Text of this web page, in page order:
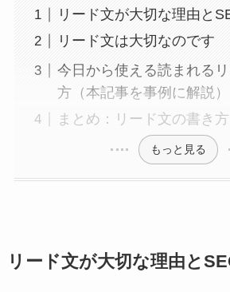
リード文が大切な理由と
リード文は大切なのです
今日から使える読まれる
方（本記事を事例に解説）
まとめ：リード文の書き方
もっと見る
リード文が大切な理由と